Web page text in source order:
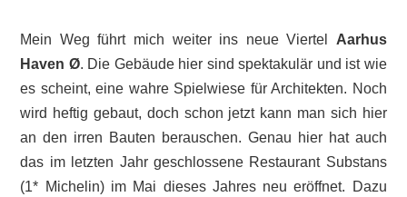
Mein Weg führt mich weiter ins neue Viertel Aarhus
Haven Ø. Die Gebäude hier sind spektakulär und ist wie
es scheint, eine wahre Spielwiese für Architekten. Noch
wird heftig gebaut, doch schon jetzt kann man sich hier
an den irren Bauten berauschen. Genau hier hat auch
das im letzten Jahr geschlossene Restaurant Substans
(1* Michelin) im Mai dieses Jahres neu eröffnet. Dazu